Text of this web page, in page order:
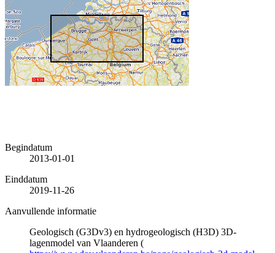
Begindatum
2013-01-01
Einddatum
2019-11-26
Aanvullende informatie
Geologisch (G3Dv3) en hydrogeologisch (H3D) 3D-
lagenmodel van Vlaanderen (